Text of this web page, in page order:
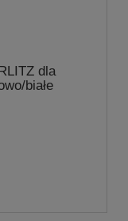
dla
białe